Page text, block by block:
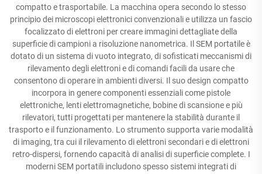
compatto e trasportabile. La macchina opera secondo lo stesso
principio dei microscopi elettronici convenzionali e utilizza un fascio
focalizzato di elettroni per creare immagini dettagliate della
superficie di campioni a risoluzione nanometrica. Il SEM portatile è
dotato di un sistema di vuoto integrato, di sofisticati meccanismi di
rilevamento degli elettroni e di comandi facili da usare che
consentono di operare in ambienti diversi. Il suo design compatto
incorpora in genere componenti essenziali come pistole
elettroniche, lenti elettromagnetiche, bobine di scansione e più
rilevatori, tutti progettati per mantenere la stabilità durante il
trasporto e il funzionamento. Lo strumento supporta varie modalità
di imaging, tra cui il rilevamento di elettroni secondari e di elettroni
retro-dispersi, fornendo capacità di analisi di superficie complete. I
moderni SEM portatili includono spesso sistemi integrati di